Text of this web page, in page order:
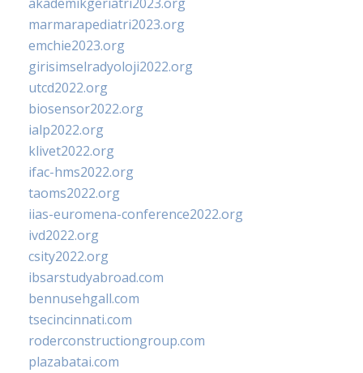
marmarapediatri2023.org
emchie2023.org
girisimselradyoloji2022.org
utcd2022.org
biosensor2022.org
ialp2022.org
klivet2022.org
ifac-hms2022.org
taoms2022.org
iias-euromena-conference2022.org
ivd2022.org
csity2022.org
ibsarstudyabroad.com
bennusehgall.com
tsecincinnati.com
roderconstructiongroup.com
plazabatai.com